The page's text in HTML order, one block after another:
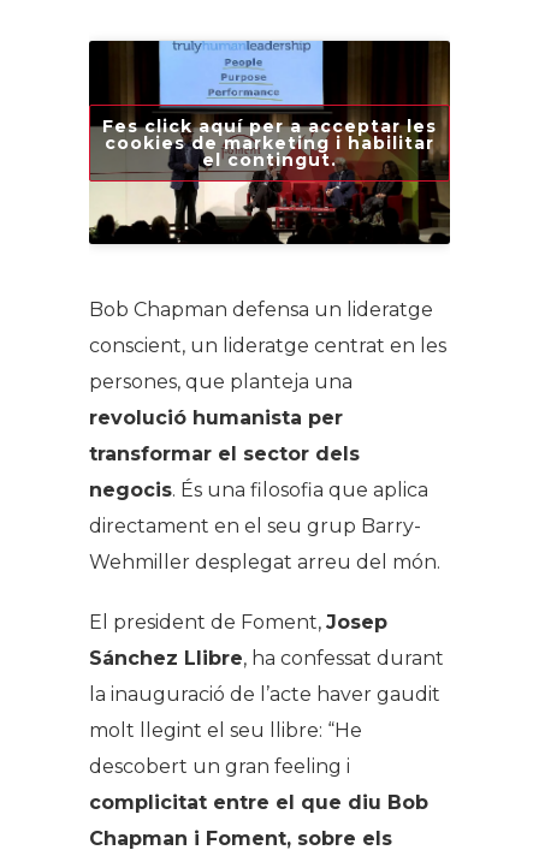
Fes click aquí per a acceptar les
cookies de marketing i habilitar
el contingut.
Bob Chapman defensa un lideratge
conscient, un lideratge centrat en les
persones, que planteja una
revolució humanista per
transformar el sector dels
negocis. És una filosofia que aplica
directament en el seu grup Barry-
Wehmiller desplegat arreu del món.
El president de Foment, Josep
Sánchez Llibre, ha confessat durant
la inauguració de l’acte haver gaudit
molt llegint el seu llibre: “He
descobert un gran feeling i
complicitat entre el que diu Bob
Chapman i Foment, sobre els